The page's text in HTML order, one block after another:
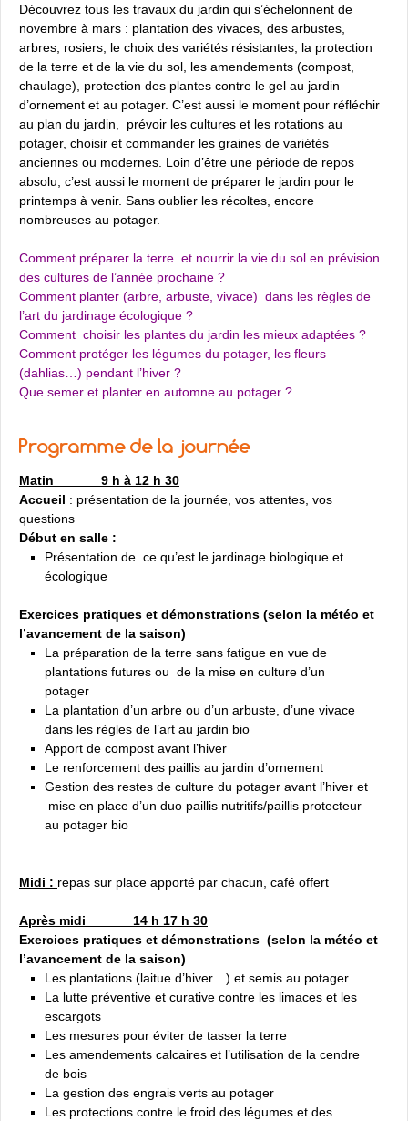
Découvrez tous les travaux du jardin qui s’échelonnent de
novembre à mars : plantation des vivaces, des arbustes,
arbres, rosiers, le choix des variétés résistantes, la protection
de la terre et de la vie du sol, les amendements (compost,
chaulage), protection des plantes contre le gel au jardin
d’ornement et au potager. C’est aussi le moment pour réfléchir
au plan du jardin, prévoir les cultures et les rotations au
potager, choisir et commander les graines de variétés
anciennes ou modernes. Loin d’être une période de repos
absolu, c’est aussi le moment de préparer le jardin pour le
printemps à venir. Sans oublier les récoltes, encore
nombreuses au potager.
Comment préparer la terre et nourrir la vie du sol en prévision
des cultures de l’année prochaine ?
Comment planter (arbre, arbuste, vivace) dans les règles de
l’art du jardinage écologique ?
Comment choisir les plantes du jardin les mieux adaptées ?
Comment protéger les légumes du potager, les fleurs
(dahlias…) pendant l’hiver ?
Que semer et planter en automne au potager ?
Programme de la journée
Matin 9 h à 12 h 30
Accueil : présentation de la journée, vos attentes, vos
questions
Début en salle :
Présentation de ce qu’est le jardinage biologique et
écologique
Exercices pratiques et démonstrations (selon la météo et
l’avancement de la saison)
La préparation de la terre sans fatigue en vue de
plantations futures ou de la mise en culture d’un
potager
La plantation d’un arbre ou d’un arbuste, d’une vivace
dans les règles de l’art au jardin bio
Apport de compost avant l’hiver
Le renforcement des paillis au jardin d’ornement
Gestion des restes de culture du potager avant l’hiver et
mise en place d’un duo paillis nutritifs/paillis protecteur
au potager bio
Midi : repas sur place apporté par chacun, café offert
Après midi 14 h 17 h 30
Exercices pratiques et démonstrations (selon la météo et
l’avancement de la saison)
Les plantations (laitue d’hiver…) et semis au potager
La lutte préventive et curative contre les limaces et les
escargots
Les mesures pour éviter de tasser la terre
Les amendements calcaires et l’utilisation de la cendre
de bois
La gestion des engrais verts au potager
Les protections contre le froid des légumes et des